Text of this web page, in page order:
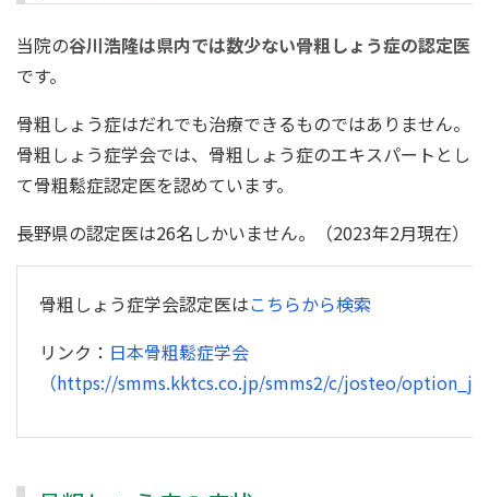
当院の谷川浩隆は県内では数少ない骨粗しょう症の認定医
です。
骨粗しょう症はだれでも治療できるものではありません。
骨粗しょう症学会では、骨粗しょう症のエキスパートとし
て骨粗鬆症認定医を認めています。
長野県の認定医は26名しかいません。（2023年2月現在）
骨粗しょう症学会認定医はこちらから検索
リンク： 日本骨粗鬆症学会
（https://smms.kktcs.co.jp/smms2/c/josteo/